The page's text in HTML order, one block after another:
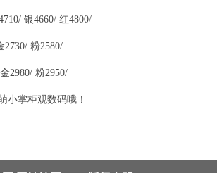
银4660/ 红4800/
粉2580/
2980/ 粉2950/
小掌柜观数码哦！